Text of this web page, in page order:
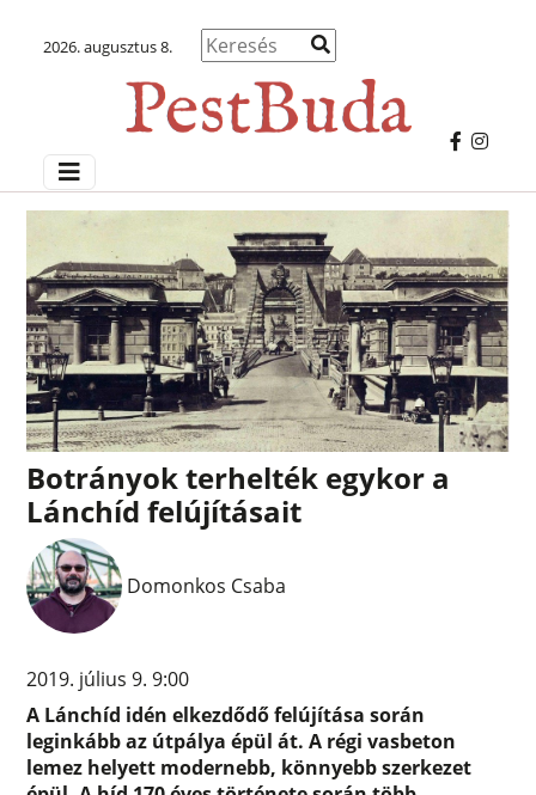
2026. augusztus 8.
Botrányok terhelték egykor a
Lánchíd felújításait
Domonkos Csaba
2019. július 9. 9:00
A Lánchíd idén elkezdődő felújítása során
leginkább az útpálya épül át. A régi vasbeton
lemez helyett modernebb, könnyebb szerkezet